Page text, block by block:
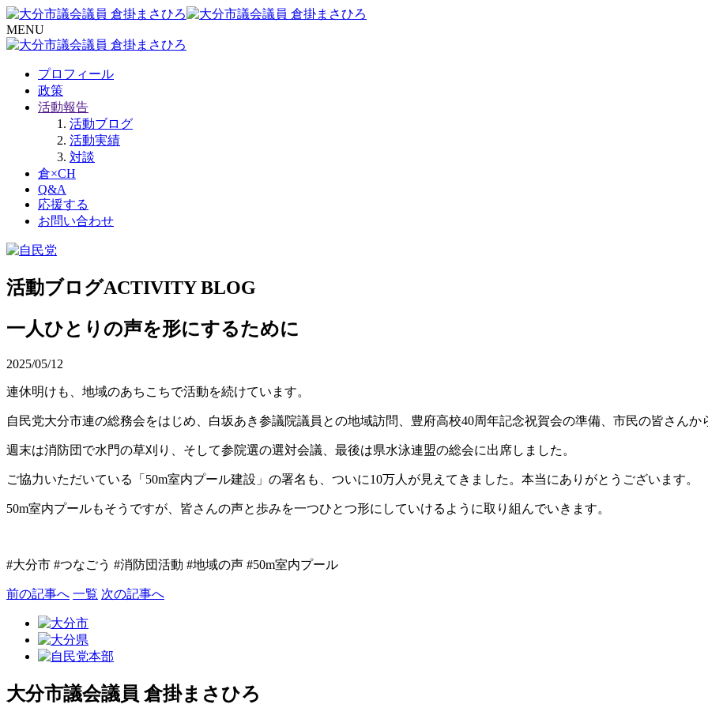
MENU
プロフィール
政策
活動報告
活動ブログ
活動実績
対談
倉×CH
Q&A
応援する
お問い合わせ
活動ブログACTIVITY BLOG
一人ひとりの声を形にするために
2025/05/12
連休明けも、地域のあちこちで活動を続けています。
自民党大分市連の総務会をはじめ、白坂あき参議院議員との地域訪問、豊府高校40周年記念祝賀会の準備、市民の皆さんか
週末は消防団で水門の草刈り、そして参院選の選対会議、最後は県水泳連盟の総会に出席しました。
ご協力いただいている「50m室内プール建設」の署名も、ついに10万人が見えてきました。本当にありがとうございます。
50m室内プールもそうですが、皆さんの声と歩みを一つひとつ形にしていけるように取り組んでいきます。
#大分市 #つなごう #消防団活動 #地域の声 #50m室内プール
前の記事へ 一覧 次の記事へ
大分市議会議員 倉掛まさひろ